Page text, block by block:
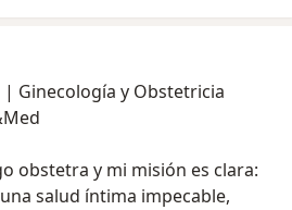
Ginecología y Obstetricia
obstetra y mi misión es clara:
salud íntima impecable,